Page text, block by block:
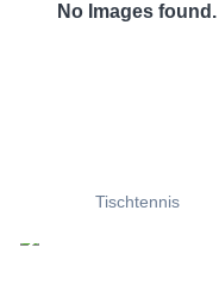
No Images found.
Tischtennis